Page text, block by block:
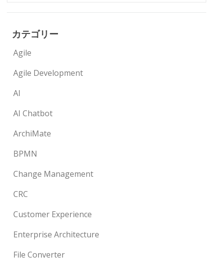
カテゴリー
Agile
Agile Development
AI
AI Chatbot
ArchiMate
BPMN
Change Management
CRC
Customer Experience
Enterprise Architecture
File Converter